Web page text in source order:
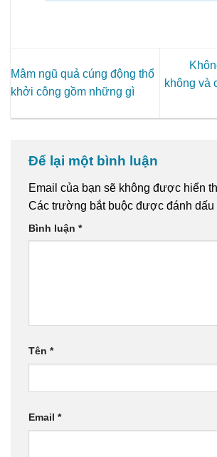
Mâm ngũ quả cúng động thổ
khởi công gồm những gì
không và
Để lại một bình luận
Email của bạn sẽ không được hiển
Các trường bắt buộc được đánh dấu
Bình luận *
Tên *
Email *